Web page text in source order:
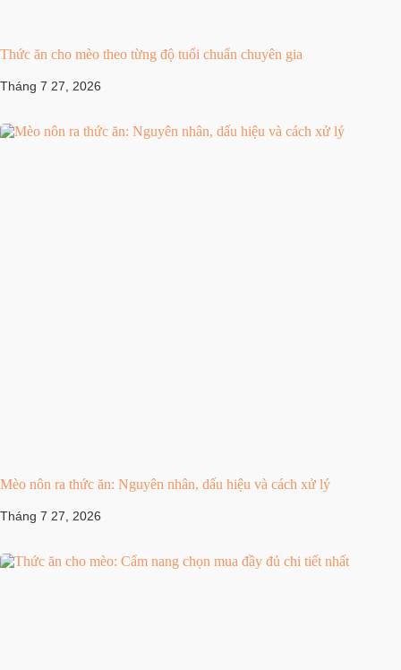
Thức ăn cho mèo theo từng độ tuổi chuẩn chuyên gia
Tháng 7 27, 2026
Mèo nôn ra thức ăn: Nguyên nhân, dấu hiệu và cách xử lý
Tháng 7 27, 2026